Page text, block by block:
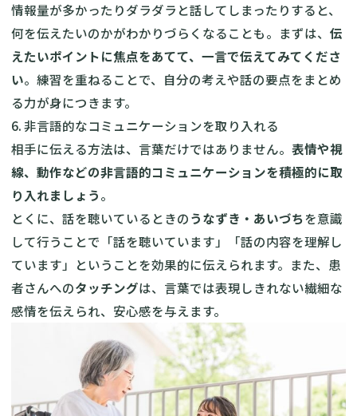
情報量が多かったりダラダラと話してしまったりすると、
何を伝えたいのかがわかりづらくなることも。まずは、 伝
えたいポイントに焦点をあてて、一言で伝えてみてくださ
い。練習を重ねることで、自分の考えや話の要点をまとめ
る力が身につきます。
6. 非言語的なコミュニケーションを取り入れる
相手に伝える方法は、言葉だけではありません。 表情や視
線、動作などの非言語的コミュニケーションを積極的に取
り入れましょう。
とくに、話を聴いているときのうなずき・あいづちを意識
して行うことで「話を聴いています」「話の内容を理解し
ています」ということを効果的に伝えられます。また、患
者さんへのタッチングは、言葉では表現しきれない繊細な
感情を伝えられ、安心感を与えます。